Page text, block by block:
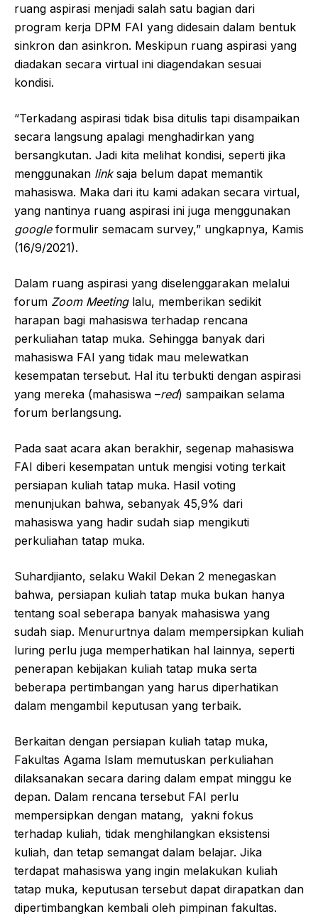
ruang aspirasi menjadi salah satu bagian dari
program kerja DPM FAI yang didesain dalam bentuk
sinkron dan asinkron. Meskipun ruang aspirasi yang
diadakan secara virtual ini diagendakan sesuai
kondisi.
“Terkadang aspirasi tidak bisa ditulis tapi disampaikan
secara langsung apalagi menghadirkan yang
bersangkutan. Jadi kita melihat kondisi, seperti jika
menggunakan linksaja belum dapat memantik
mahasiswa. Maka dari itu kami adakan secara virtual,
yang nantinya ruang aspirasi ini juga menggunakan
googleformulir semacam survey,” ungkapnya, Kamis
(16/9/2021).
Dalam ruang aspirasi yang diselenggarakan melalui
forum Zoom Meetinglalu, memberikan sedikit
harapan bagi mahasiswa terhadap rencana
perkuliahan tatap muka. Sehingga banyak dari
mahasiswa FAI yang tidak mau melewatkan
kesempatan tersebut. Hal itu terbukti dengan aspirasi
yang mereka (mahasiswa –red) sampaikan selama
forum berlangsung.
Pada saat acara akan berakhir, segenap mahasiswa
FAI diberi kesempatan untuk mengisi voting terkait
persiapan kuliah tatap muka. Hasil voting
menunjukan bahwa, sebanyak 45,9% dari
mahasiswa yang hadir sudah siap mengikuti
perkuliahan tatap muka.
Suhardjianto, selaku Wakil Dekan 2 menegaskan
bahwa, persiapan kuliah tatap muka bukan hanya
tentang soal seberapa banyak mahasiswa yang
sudah siap. Menururtnya dalam mempersipkan kuliah
luring perlu juga memperhatikan hal lainnya, seperti
penerapan kebijakan kuliah tatap muka serta
beberapa pertimbangan yang harus diperhatikan
dalam mengambil keputusan yang terbaik.
Berkaitan dengan persiapan kuliah tatap muka,
Fakultas Agama Islam memutuskan perkuliahan
dilaksanakan secara daring dalam empat minggu ke
depan. Dalam rencana tersebut FAI perlu
mempersipkan dengan matang, yakni fokus
terhadap kuliah, tidak menghilangkan eksistensi
kuliah, dan tetap semangat dalam belajar. Jika
terdapat mahasiswa yang ingin melakukan kuliah
tatap muka, keputusan tersebut dapat dirapatkan dan
dipertimbangkan kembali oleh pimpinan fakultas.